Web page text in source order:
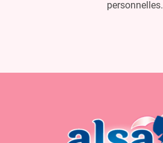
personnelles.